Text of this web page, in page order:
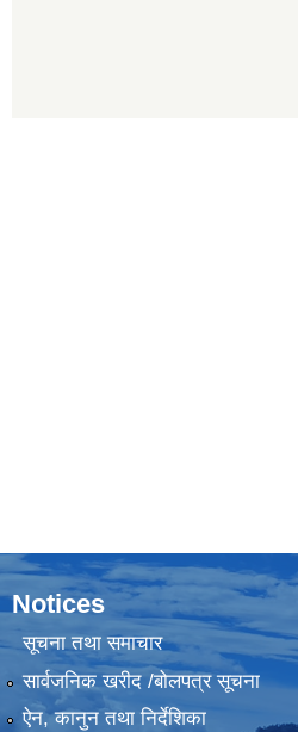
Notices
सूचना तथा समाचार
सार्वजनिक खरीद /बोलपत्र सूचना
ऐन, कानुन तथा निर्देशिका